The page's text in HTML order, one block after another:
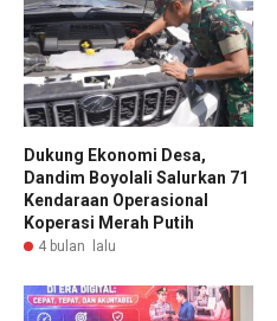
Dukung Ekonomi Desa,
Dandim Boyolali Salurkan 71
Kendaraan Operasional
Koperasi Merah Putih
4 bulan lalu